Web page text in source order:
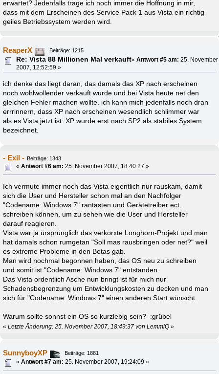
erwartet? Jedenfalls trage ich noch immer die Hoffnung in mir,
dass mit dem Erscheinen des Service Pack 1 aus Vista ein richtig
geiles Betriebssystem werden wird.
ReaperX Beiträge: 1215
Re: Vista 88 Millionen Mal verkauft«Antwort #5 am: 25. November
2007, 12:52:59 »
ich denke das liegt daran, das damals das XP nach erscheinen
noch wohlwollender verkauft wurde und bei Vista heute net den
gleichen Fehler machen wollte. ich kann mich jedenfalls noch dran
errrinnern, dass XP nach erscheinen wesendlich schlimmer war
als es Vista jetzt ist. XP wurde erst nach SP2 als stabiles System
bezeichnet.
- Exil - Beiträge: 1343
«Antwort #6 am: 25. November 2007, 18:40:27 »
Ich vermute immer noch das Vista eigentlich nur rauskam, damit
sich die User und Hersteller schon mal an den Nachfolger
"Codename: Windows 7" rantasten und Gerätetreiber ect.
schreiben können, um zu sehen wie die User und Hersteller
darauf reagieren.
Vista war ja ürsprünglich das verkorxte Longhorn-Projekt und man
hat damals schon rumgetan "Soll mas rausbringen oder net?" weil
es extreme Probleme in den Betas gab.
Man wird nochmal begonnen haben, das OS neu zu schreiben
und somit ist "Codename: Windows 7" entstanden.
Das Vista ordentlich Asche nun bringt ist für mich nur
Schadensbegrenzung um Entwicklungskosten zu decken und man
sich für "Codename: Windows 7" einen anderen Start wünscht.
Warum sollte sonnst ein OS so kurzlebig sein? :grübel
«Letzte Änderung: 25. November 2007, 18:49:37 von LemmiQ »
SunnyboyXP
Beiträge: 1881
«Antwort #7 am: 25. November 2007, 19:24:09 »